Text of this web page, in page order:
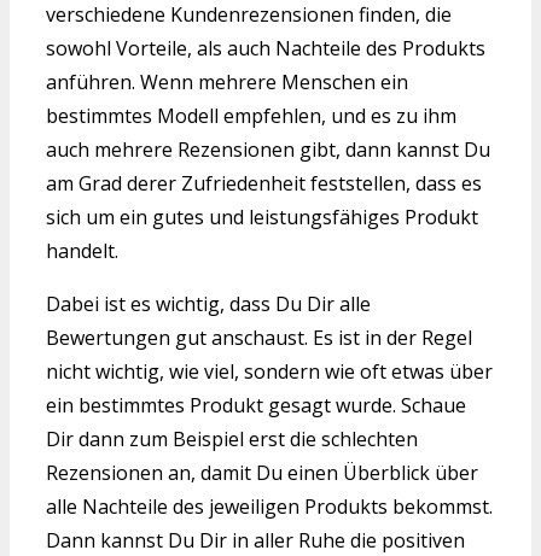
verschiedene Kundenrezensionen finden, die
sowohl Vorteile, als auch Nachteile des Produkts
anführen. Wenn mehrere Menschen ein
bestimmtes Modell empfehlen, und es zu ihm
auch mehrere Rezensionen gibt, dann kannst Du
am Grad derer Zufriedenheit feststellen, dass es
sich um ein gutes und leistungsfähiges Produkt
handelt.
Dabei ist es wichtig, dass Du Dir alle
Bewertungen gut anschaust. Es ist in der Regel
nicht wichtig, wie viel, sondern wie oft etwas über
ein bestimmtes Produkt gesagt wurde. Schaue
Dir dann zum Beispiel erst die schlechten
Rezensionen an, damit Du einen Überblick über
alle Nachteile des jeweiligen Produkts bekommst.
Dann kannst Du Dir in aller Ruhe die positiven